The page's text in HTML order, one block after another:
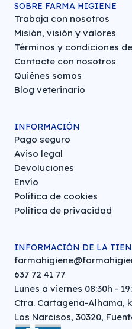
SOBRE FARMA HIGIENE
Trabaja con nosotros
Misión, visión y valores
Términos y condiciones
Contacte con nosotros
Quiénes somos
Blog veterinario
INFORMACIÓN
Pago seguro
Aviso legal
Devoluciones
Envío
Política de cookies
Política de privacidad
INFORMACIÓN DE LA
637 72 41 77
Lunes a viernes 08:30h -
Ctra. Cartagena-Alhama,
Los Narcisos, 30320,